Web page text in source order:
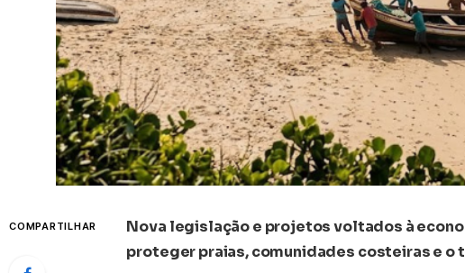
COMPARTILHAR
Nova legislação e projetos voltados à
proteger praias, comunidades costeiras e o